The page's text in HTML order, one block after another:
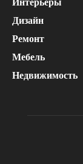
Дизайн
Ремонт
Мебель
Недвижимость